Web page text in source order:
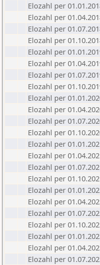
Elozahl per
Elozahl per
Elozahl per
Elozahl per
Elozahl per
Elozahl per
Elozahl per
Elozahl per
Elozahl per
Elozahl per
Elozahl per
Elozahl per
Elozahl per
Elozahl per
Elozahl per
Elozahl per
Elozahl per
Elozahl per
Elozahl per
Elozahl per
Elozahl per
Elozahl per
Elozahl per